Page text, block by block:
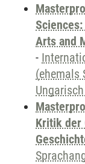
Arts and
-
(ehemals
Kritik der